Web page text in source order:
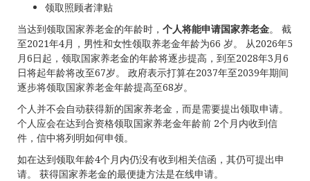
领取照顾者津贴
当达到领取国家养老金的年龄时， 个人将能申请国家养老金。 截
至2021年4月，男性和女性领取养老金年龄为66 岁。 从2026年5
月6日起，领取国家养老金的年龄将逐步提高，到至2028年3月6
日将起年龄将改至67岁。 政府表示打算在2037年至2039年期间
逐步将领取国家养老金年龄提高至68岁。
个人并不会自动获得新的国家养老金，而是需要提出领取申请。
个人应会在达到合资格领取国家养老金年龄前 2个月内收到信
件，信中将列明如何申领。
如在达到领取年龄4个月内仍没有收到相关信函，其仍可提出申
请。 获得国家养老金的最便捷方法是在线申请。